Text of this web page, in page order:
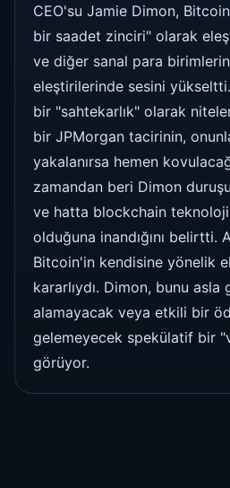
CEO'su Jamie Dimon,
bir saadet zinciri" olarak
ve diğer sanal para
eleştirilerinde sesini
bir "sahtekarlık" olarak
bir JPMorgan tacirinin,
yakalanırsa hemen
zamandan beri Dimon
ve hatta blockchain
olduğuna inandığını belirtti.
Bitcoin'in kendisine yönelik
kararlıydı. Dimon, bunu asla
alamayacak veya etkili bir
gelemeyecek spekülatif bir
görüyor.